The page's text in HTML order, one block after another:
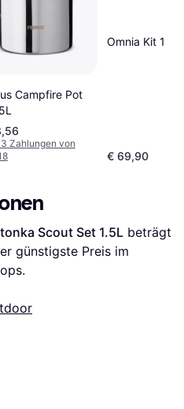
Campfire Pot
Zahlungen von
Omnia Kit 1
€ 69,90
Scout Set 1.5L beträgt
günstigste Preis im